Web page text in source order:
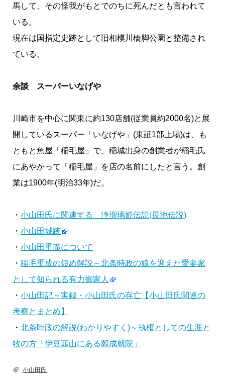
馬して、その怪我がもとでのちに死んだとも言われて
いる。
現在は国指定史跡として旧相模川橋脚公園と整備され
ている。
余談 スーパーいなげや
川崎市を中心に関東に約130店舗(従業員約2000名)と展
開しているスーパー「いなげや」(東証1部上場)は、も
ともと魚屋「稲毛屋」で、稲城出身の創業者が稲毛氏
にあやかって「稲毛屋」を店の名前にしたと言う。創
業は1900年(明治33年)だ。
・ 小山田氏に関連する 浄瑠璃姫伝説(長池伝説)
・ 小山田城跡
・ 小山田重義について
・ 稲毛重成の短め解説～北条時政の娘を迎えた愛妻家
として知られる有力御家人
・ 小山田記～実録・小山田氏の存亡【小山田氏関連の
考察とまとめ】
・ 北条時政の解説(わかりやすく)～執権としての生涯と
牧の方「伊豆韮山にある願成就院」
小山田氏